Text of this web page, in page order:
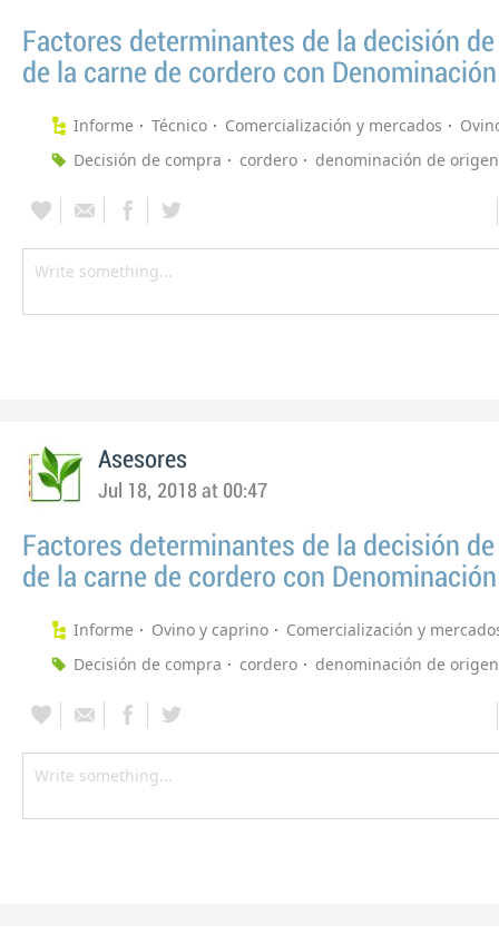
Factores determinantes de la decisión
de la carne de cordero con
Informe Técnico Comercialización y mercados
Decisión de compra
cordero denominación de origen
Asesores
Jul 18, 2018 at 00:47
Factores determinantes de la decisión
de la carne de cordero con
Informe Ovino y caprino
Comercialización y
Decisión de compra
cordero denominación de origen